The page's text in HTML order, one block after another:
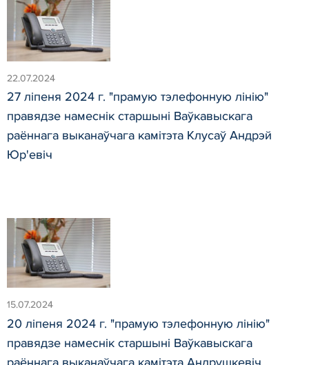
22.07.2024
27 ліпеня 2024 г. "прамую тэлефонную лінію"
правядзе намеснік старшыні Ваўкавыскага
раённага выканаўчага камітэта Клусаў Андрэй
Юр'евіч
15.07.2024
20 ліпеня 2024 г. "прамую тэлефонную лінію"
правядзе намеснік старшыні Ваўкавыскага